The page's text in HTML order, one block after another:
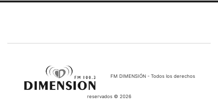
FM DIMENSIÓN - Todos los derechos
reservados © 2026